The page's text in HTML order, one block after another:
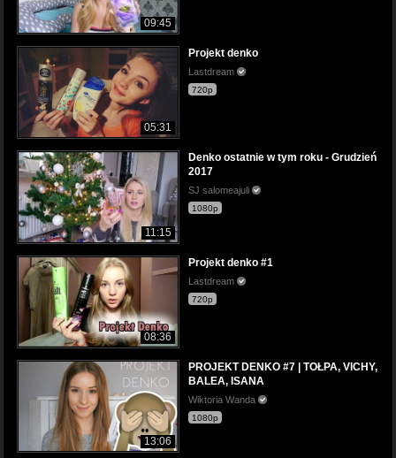
09:45
05:31
Projekt denko
Lastdream
720p
11:15
Denko ostatnie w tym roku - Grudzień
2017
SJ salomeajuli
1080p
08:36
Projekt denko #1
Lastdream
720p
13:06
PROJEKT DENKO #7 | TOŁPA, VICHY,
BALEA, ISANA
Wiktoria Wanda
1080p